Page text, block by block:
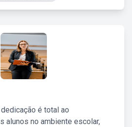
é total ao
alunos no ambiente escolar,